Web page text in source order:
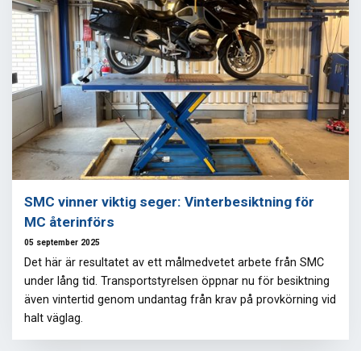
SMC vinner viktig seger: Vinterbesiktning för
MC återinförs
05 september 2025
Det här är resultatet av ett målmedvetet arbete från SMC
under lång tid. Transportstyrelsen öppnar nu för besiktning
även vintertid genom undantag från krav på provkörning vid
halt väglag.